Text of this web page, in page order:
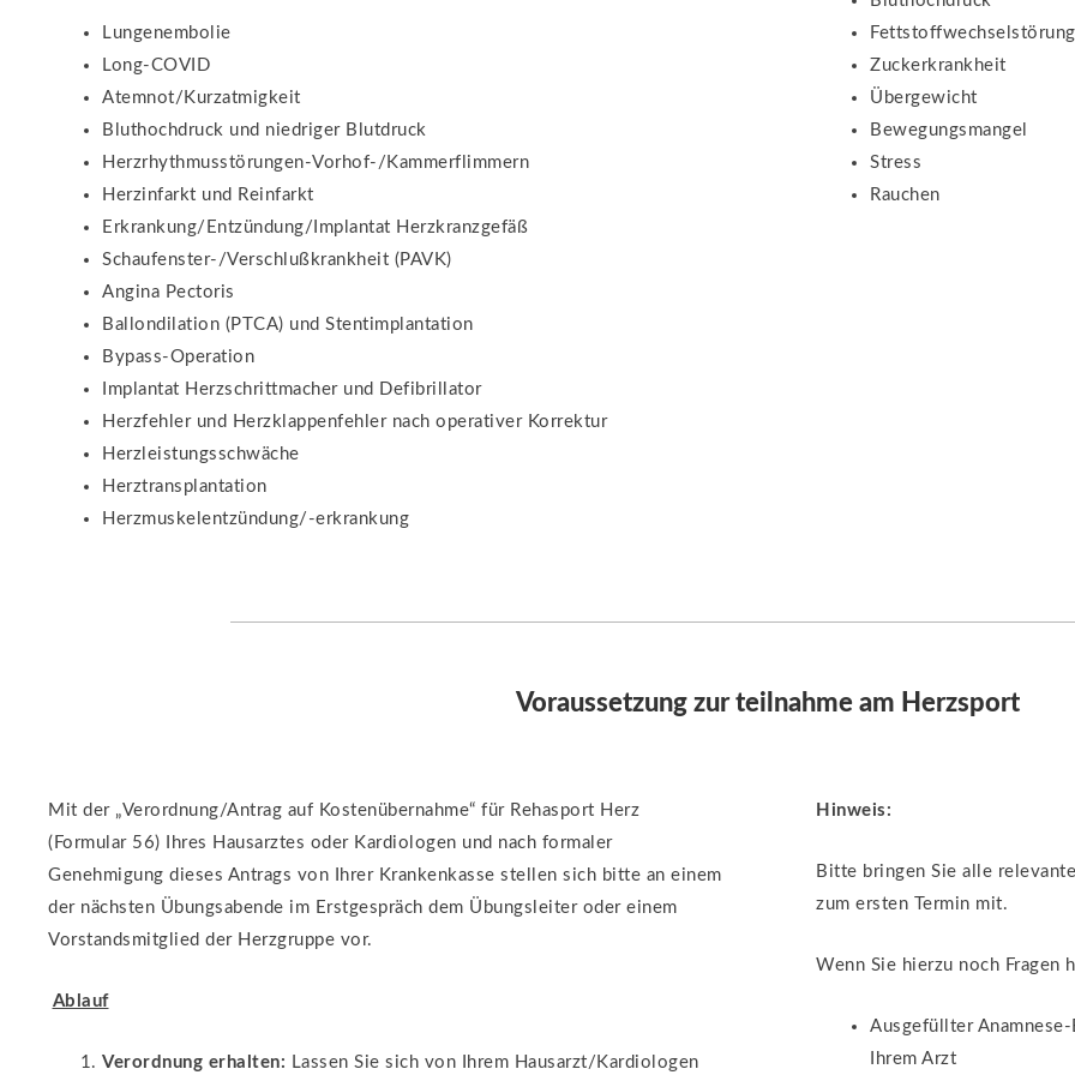
Lungenembolie
Long-COVID
Atemnot/Kurzatmigkeit
Bluthochdruck und niedriger Blutdruck
Herzrhythmusstörungen-Vorhof-/Kammerflimmern
Herzinfarkt und Reinfarkt
Erkrankung/Entzündung/Implantat Herzkranzgefäß
Schaufenster-/Verschlußkrankheit (PAVK)
Angina Pectoris
Ballondilation (PTCA) und Stentimplantation
Bypass-Operation
Implantat Herzschrittmacher und Defibrillator
Herzfehler und Herzklappenfehler nach operativer Korrektur
Herzleistungsschwäche
Herztransplantation
Herzmuskelentzündung/-erkrankung
Zuckerkrankheit
Übergewicht
Bewegungsmangel
Stress
Rauchen
Voraussetzung zur teilnahme am Herzsport
Mit der „Verordnung/Antrag auf Kostenübernahme“ für Rehasport Herz
(Formular 56) Ihres Hausarztes oder Kardiologen und nach formaler
Genehmigung dieses Antrags von Ihrer Krankenkasse stellen sich bitte an einem
der nächsten Übungsabende im Erstgespräch dem Übungsleiter oder einem
Vorstandsmitglied der Herzgruppe vor.
Ablauf
Verordnung erhalten: Lassen Sie sich von Ihrem Hausarzt/Kardiologen
Hinweis:
Bitte bringen Sie alle
zum ersten Termin mit.
Wenn Sie hierzu noch Fragen
Ausgefüllter
Ihrem Arzt